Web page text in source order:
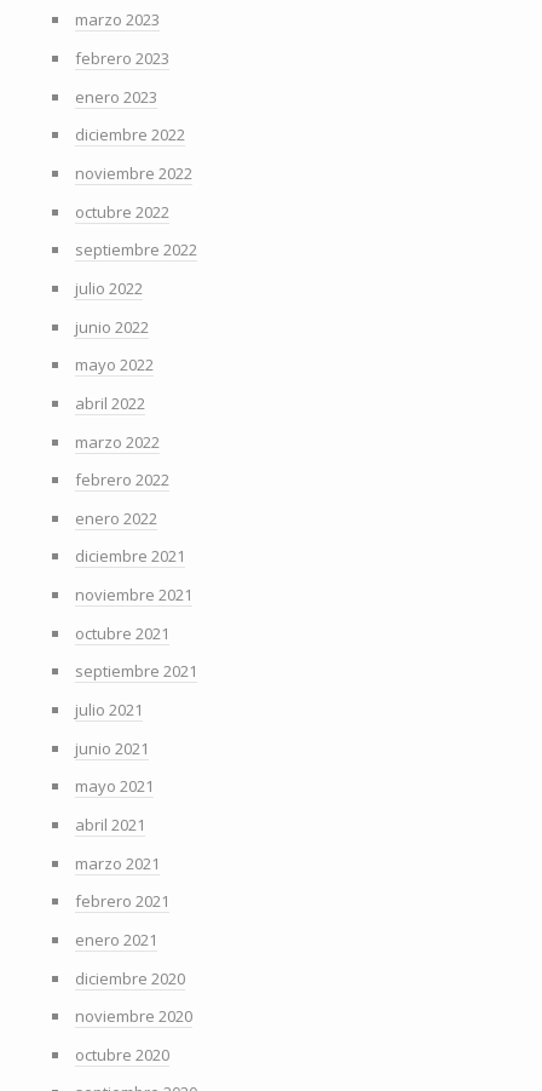
marzo 2023
febrero 2023
enero 2023
diciembre 2022
noviembre 2022
octubre 2022
septiembre 2022
julio 2022
junio 2022
mayo 2022
abril 2022
marzo 2022
febrero 2022
enero 2022
diciembre 2021
noviembre 2021
octubre 2021
septiembre 2021
julio 2021
junio 2021
mayo 2021
abril 2021
marzo 2021
febrero 2021
enero 2021
diciembre 2020
noviembre 2020
octubre 2020